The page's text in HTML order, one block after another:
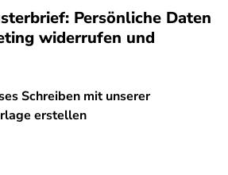
Persönliche Daten
widerrufen und
Schreiben mit unserer
erstellen